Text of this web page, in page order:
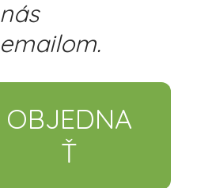
nás
emailom.
OBJEDNA
Ť